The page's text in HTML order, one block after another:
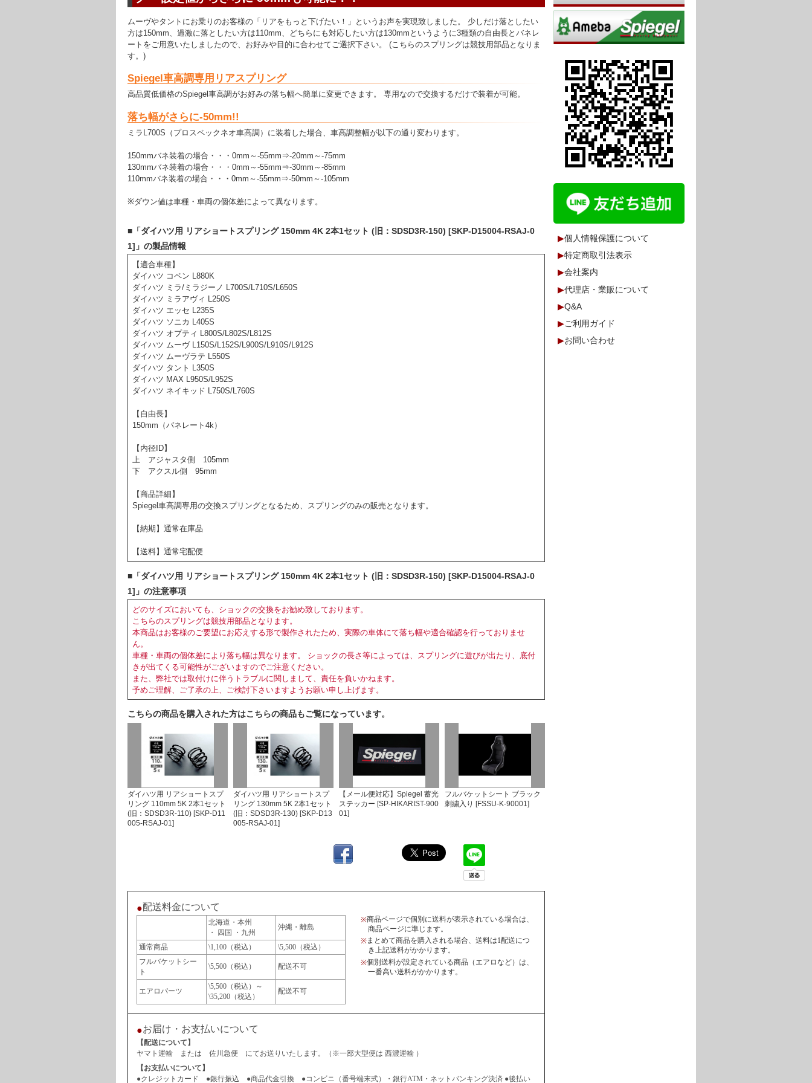
ムーヴやタントにお乗りのお客様の「リアをもっと下げたい！」というお声を実現致しました。 少しだけ落としたい
方は150mm、過激に落としたい方は110mm、どちらにも対応したい方は130mmというように3種類の自由長とバネレ
ートをご用意いたしましたので、お好みや目的に合わせてご選択下さい。 (こちらのスプリングは競技用部品となりま
す。)
Spiegel車高調専用リアスプリング
高品質低価格のSpiegel車高調がお好みの落ち幅へ簡単に変更できます。 専用なので交換するだけで装着が可能。
落ち幅がさらに-50mm!!
ミラL700S（プロスペックネオ車高調）に装着した場合、車高調整幅が以下の通り変わります。
150mmバネ装着の場合・・・0mm～-55mm⇒-20mm～-75mm
130mmバネ装着の場合・・・0mm～-55mm⇒-30mm～-85mm
110mmバネ装着の場合・・・0mm～-55mm⇒-50mm～-105mm
※ダウン値は車種・車両の個体差によって異なります。
■「ダイハツ用 リアショートスプリング 150mm 4K 2本1セット (旧：SDSD3R-150) [SKP-D15004-RSAJ-0
1]」の製品情報
【適合車種】
ダイハツ コペン L880K
ダイハツ ミラ/ミラジーノ L700S/L710S/L650S
ダイハツ ミラアヴィ L250S
ダイハツ エッセ L235S
ダイハツ ソニカ L405S
ダイハツ オプティ L800S/L802S/L812S
ダイハツ ムーヴ L150S/L152S/L900S/L910S/L912S
ダイハツ ムーヴラテ L550S
ダイハツ タント L350S
ダイハツ MAX L950S/L952S
ダイハツ ネイキッド L750S/L760S
【自由長】
150mm（バネレート4k）
【内径ID】
上 アジャスタ側 105mm
下 アクスル側 95mm
【商品詳細】
Spiegel車高調専用の交換スプリングとなるため、スプリングのみの販売となります。
【納期】通常在庫品
【送料】通常宅配便
■「ダイハツ用 リアショートスプリング 150mm 4K 2本1セット (旧：SDSD3R-150) [SKP-D15004-RSAJ-0
1]」の注意事項
どのサイズにおいても、ショックの交換をお勧め致しております。
こちらのスプリングは競技用部品となります。
本商品はお客様のご要望にお応えする形で製作されたため、実際の車体にて落ち幅や適合確認を行っておりませ
ん。
車種・車両の個体差により落ち幅は異なります。 ショックの長さ等によっては、スプリングに遊びが出たり、底付
きが出てくる可能性がございますのでご注意ください。
また、弊社では取付けに伴うトラブルに関しまして、責任を負いかねます。
予めご理解、ご了承の上、ご検討下さいますようお願い申し上げます。
こちらの商品を購入された方はこちらの商品もご覧になっています。
ダイハツ用 リアショートスプ
リング 110mm 5K 2本1セット
(旧：SDSD3R-110) [SKP-D11
005-RSAJ-01]
ダイハツ用 リアショートスプ
リング 130mm 5K 2本1セット
(旧：SDSD3R-130) [SKP-D13
005-RSAJ-01]
【メール便対応】Spiegel 蓄光
ステッカー [SP-HIKARIST-900
01]
フルバケットシート ブラック
刺繍入り [FSSU-K-90001]
●配送料金について
北海道・本州
・ 四国 ・九州
沖縄・離島
通常商品 \1,100（税込）
\5,500（税込）
フルバケットシー
ト
\5,500（税込） 配送不可
エアロパーツ
\5,500（税込）～
\35,200（税込）
配送不可
※商品ページで個別に送料が表示されている場合は、
商品ページに準じます。
※まとめて商品を購入される場合、送料は1配送につ
き上記送料がかかります。
※個別送料が設定されている商品（エアロなど）は、
一番高い送料がかかります。
●お届け・お支払いについて
【配送について】
ヤマト運輸 または 佐川急便 にてお送りいたします。（※一部大型便は 西濃運輸 ）
【お支払いについて】
●クレジットカード ●銀行振込 ●商品代金引換 ●コンビニ（番号端末式）・銀行ATM・ネットバンキング決済 ●後払い
▶個人情報保護について
▶特定商取引法表示
▶会社案内
▶代理店・業販について
▶Q&A
▶ご利用ガイド
▶お問い合わせ